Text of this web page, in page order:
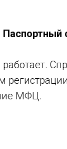
Паспортный
МФЦ.